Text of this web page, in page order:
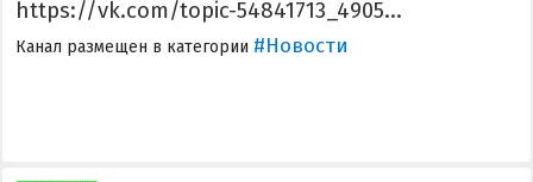
https://vk.com/topic-54841713_4905...
Канал размещен в категории #Новости